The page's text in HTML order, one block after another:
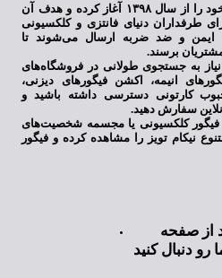
فروشگاه اینترنتی نیکام تویز فعالیت خود را از سال ۱۳۹۸ آغاز کرده و هدف آن
طرفداران دنیای فانتزی و کلکسیونی
ایمن و ضد ضربه ارسال می‌شوند تا
برسند.
نیاز به جستجوی طولانی در فروشگاه‌های
انیمه، اکشن فیگورهای دیزنی،
کارتونی دسترسی داشته باشید و
سفارش دهید.
فیگور کلکسیونی یا مجسمه شخصیت‌های
نیکام تویز را مشاهده کرده و فیگور
از صفحه
رو دنبال کنید